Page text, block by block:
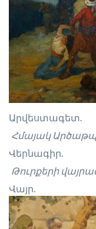
Արվեստագետ.
Հմայակ
Վերնագիր.
Թուրքերի
Վայր.
Հայաստանի